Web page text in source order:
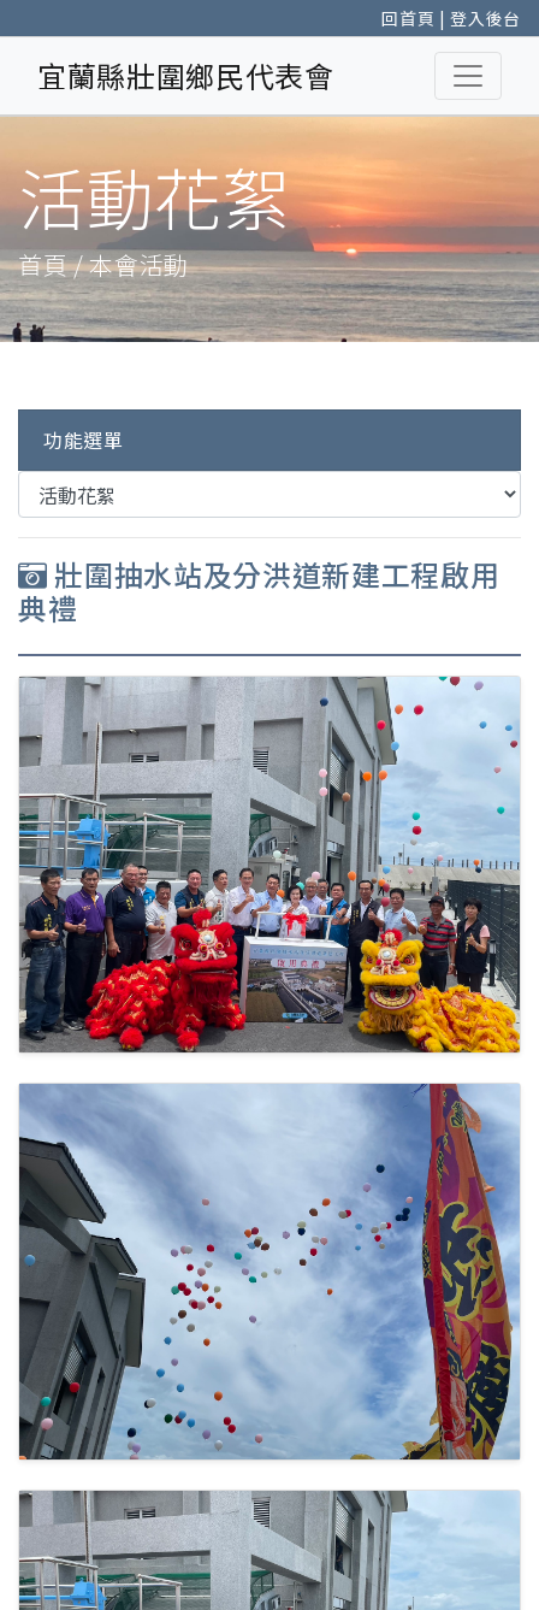
回首頁 |登入後台
宜蘭縣壯圍鄉民代表會
活動花絮
首頁 / 本會活動
功能選單
壯圍抽水站及分洪道新建工程啟用
典禮